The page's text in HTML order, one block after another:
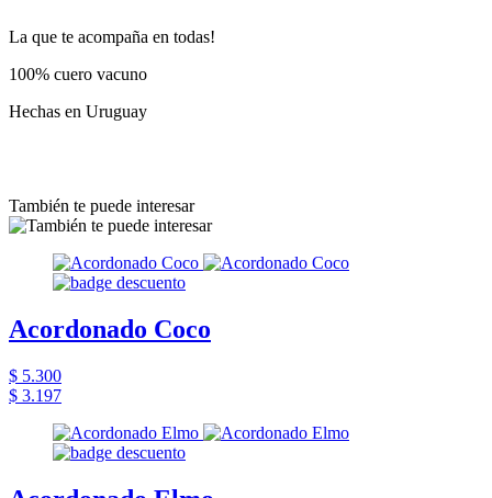
La que te acompaña en todas!
100% cuero vacuno
Hechas en Uruguay
También te puede interesar
Acordonado Coco
$ 5.300
$ 3.197